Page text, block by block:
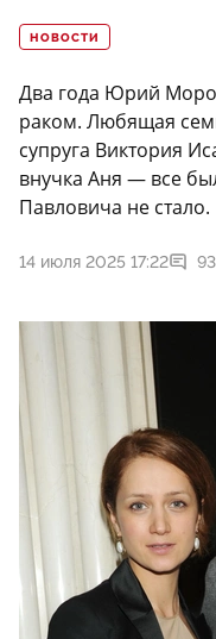
НОВОСТИ
Два года Юрий
раком. Любящая
супруга Виктория
внучка Аня — все
Павловича не стало.
14 июля 2025 17:22 93